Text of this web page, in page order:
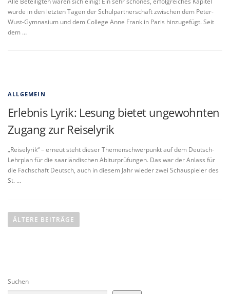
wurde in den letzten Tagen der Schulpartnerschaft zwischen dem Peter-
Wust-Gymnasium und dem College Anne Frank in Paris hinzugefügt. Seit
dem …
ALLGEMEIN
Erlebnis Lyrik: Lesung bietet ungewohnten
Zugang zur Reiselyrik
„Reiselyrik“ – erneut steht dieser Themenschwerpunkt auf dem Deutsch-
Lehrplan für die saarländischen Abiturprüfungen. Das war der Anlass für
die Fachschaft Deutsch, auch in diesem Jahr wieder zwei Schauspieler des
St. …
e
i
g
ÄLTERE BEITRÄGE
Suchen